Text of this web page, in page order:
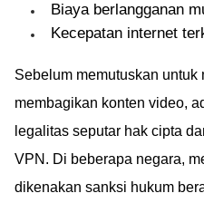
Biaya berlangganan
Kecepatan internet
Sebelum memutuskan untuk
membagikan konten video,
legalitas seputar hak cipta
VPN. Di beberapa negara,
dikenakan sanksi hukum